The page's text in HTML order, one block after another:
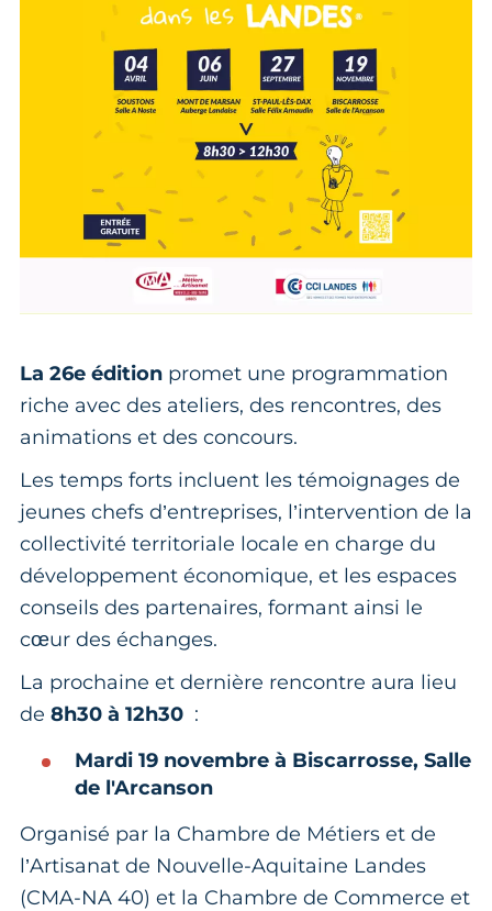
La 26e édition promet une programmation
riche avec des ateliers, des rencontres, des
animations et des concours.
Les temps forts incluent les témoignages de
jeunes chefs d’entreprises, l’intervention de la
collectivité territoriale locale en charge du
développement économique, et les espaces
conseils des partenaires, formant ainsi le
cœur des échanges.
La prochaine et dernière rencontre aura lieu
de 8h30 à 12h30 :
Mardi 19 novembre à Biscarrosse, Salle
de l'Arcanson
Organisé par la Chambre de Métiers et de
l’Artisanat de Nouvelle-Aquitaine Landes
(CMA-NA 40) et la Chambre de Commerce et